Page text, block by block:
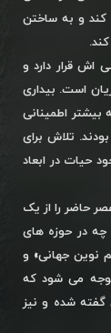
کند و به ساختن
اش قرار دارد و
است. بیداری
بیشتر اطمینانی
تلاش برای
حیات در ابعاد
حاضر را از یک
چه در حوزه های
نوین جهانی» و
می شود که
گفته شده و نیز